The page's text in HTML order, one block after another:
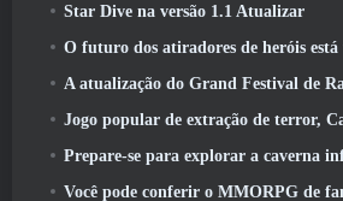
Star Dive na versão 1.1 Atualizar
O futuro dos atiradores de heróis está vinculado ao
A atualização do Grand Festival de Raven2 é lançada
Jogo popular de extração de terror, Caçadores de
Prepare-se para explorar a caverna infectada na
Você pode conferir o MMORPG de fantasia sombria da Nexon, Embers Of